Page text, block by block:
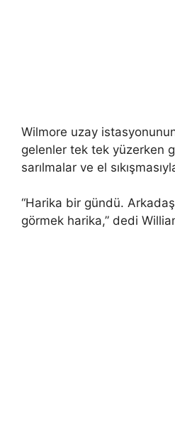
Wilmore uzay
gelenler tek tek yüzerken
sarılmalar ve el
“Harika bir gündü.
görmek harika,” dedi